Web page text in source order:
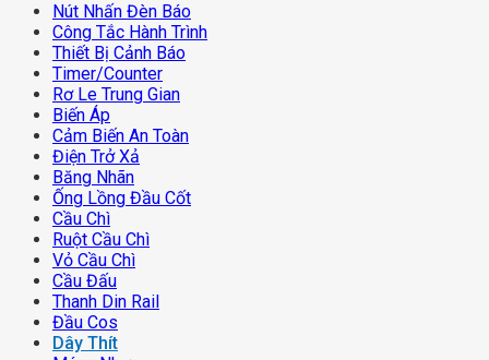
Nút Nhấn Đèn Báo
Công Tắc Hành Trình
Thiết Bị Cảnh Báo
Timer/counter
Rơ Le Trung Gian
Biến Áp
Cảm Biến An Toàn
Điện Trở Xả
Băng Nhãn
Ống Lồng Đầu Cốt
Cầu Chì
Ruột Cầu Chì
Vỏ Cầu Chì
Cầu Đấu
Thanh Din Rail
Đầu Cos
Dây Thít